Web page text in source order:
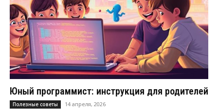
Юный программист: инструкция для родителей
Полезные советы 14 апреля, 2026